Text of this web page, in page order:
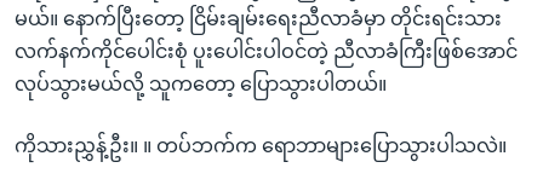
မယ်။ နောက်ပြီးတော့ ငြိမ်းချမ်းရေးညီလာခံမှာ တိုင်းရင်းသား
လက်နက်ကိုင်ပေါင်းစုံ ပူးပေါင်းပါဝင်တဲ့ ညီလာခံကြီးဖြစ်အောင်
လုပ်သွားမယ်လို့ သူကတော့ ပြောသွားပါတယ်။
ကိုသားညွှန့်ဦး။ ။ တပ်ဘက်က ရောဘာများပြောသွားပါသလဲ။